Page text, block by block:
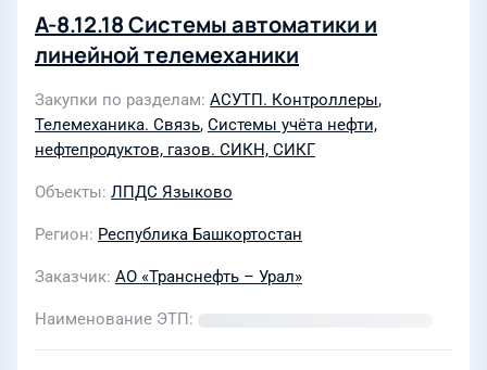
А-8.12.18 Системы автоматики и
линейной телемеханики
Закупки по разделам АСУТП. Контроллеры,
Телемеханика. Связь, Системы учёта нефти,
нефтепродуктов, газов. СИКН, СИКГ
Объекты ЛПДС Языково
Регион Республика Башкортостан
Заказчик АО «Транснефть – Урал»
Наименование ЭТП